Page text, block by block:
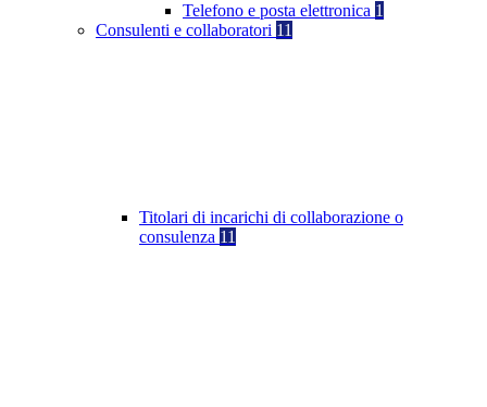
Telefono e posta elettronica 1
Consulenti e collaboratori 11
Titolari di incarichi di collaborazione o
consulenza 11